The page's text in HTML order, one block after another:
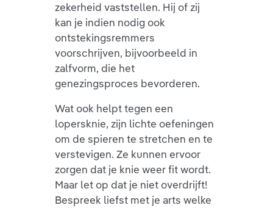
zekerheid vaststellen. Hij of zij
kan je indien nodig ook
ontstekingsremmers
voorschrijven, bijvoorbeeld in
zalfvorm, die het
genezingsproces bevorderen.
Wat ook helpt tegen een
lopersknie, zijn lichte oefeningen
om de spieren te stretchen en te
verstevigen. Ze kunnen ervoor
zorgen dat je knie weer fit wordt.
Maar let op dat je niet overdrijft!
Bespreek liefst met je arts welke